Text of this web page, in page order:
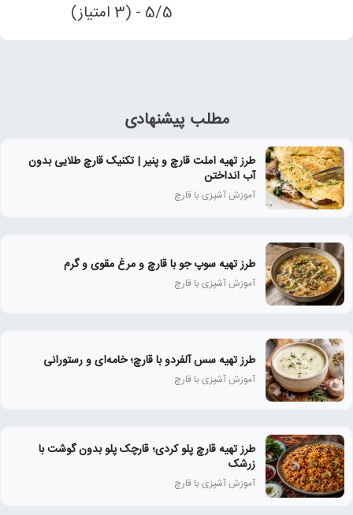
5/5 - (3 امتیاز)
مطلب پیشنهادی
طرز تهیه املت قارچ و پنیر | تکنیک قارچ طلایی بدون
آب انداختن
آموزش آشپزی با قارچ
طرز تهیه سوپ جو با قارچ و مرغ مقوی و گرم
آموزش آشپزی با قارچ
طرز تهیه سس آلفردو با قارچ؛ خامه‌ای و رستورانی
آموزش آشپزی با قارچ
طرز تهیه قارچ پلو کردی؛ قارچک پلو بدون گوشت با
زرشک
آموزش آشپزی با قارچ